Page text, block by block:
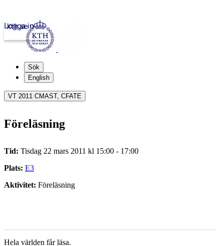
kth.se
Logga in
Sök
English
VT 2011 CMAST, CFATE
Föreläsning
Tid: Tisdag 22 mars 2011 kl 15:00 - 17:00
Plats: E3
Aktivitet: Föreläsning
Hela världen får läsa.